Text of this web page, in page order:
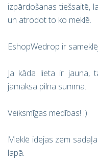
izpārdošanas tiešsaitē,
un atrodot to ko meklē.
EshopWedrop ir
Ja kāda lieta ir jauna,
jāmaksā pilna summa.
Veiksmīgas medības! :)
Meklē idejas zem
lapā.